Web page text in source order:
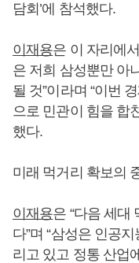
담회’에 참석했다.
이재용은 이 자리에
은 저희 삼성뿐만 아
될 것”이라며 “이번
으로 민관이 힘을 합
했다.
미래 먹거리 확보의
이재용은 “다음 세대
다”며 “삼성은 인공
리고 있고 정통 산업